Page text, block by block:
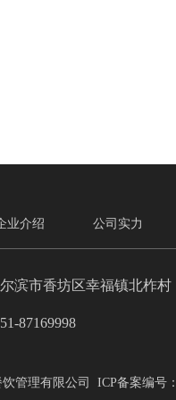
业介绍 公司实力
滨市香坊区幸福镇北柞村
87169998
管理有限公司  ICP备案编号